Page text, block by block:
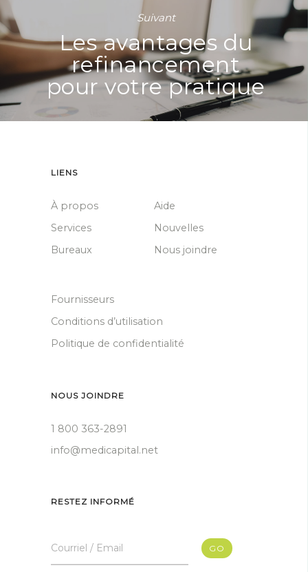
Suivant
Les avantages du
refinancement
pour votre pratique
LIENS
À propos
Aide
Services
Nouvelles
Bureaux
Nous joindre
Fournisseurs
Conditions d’utilisation
Politique de confidentialité
NOUS JOINDRE
1 800 363-2891
info@medicapital.net
RESTEZ INFORMÉ
Courriel / Email